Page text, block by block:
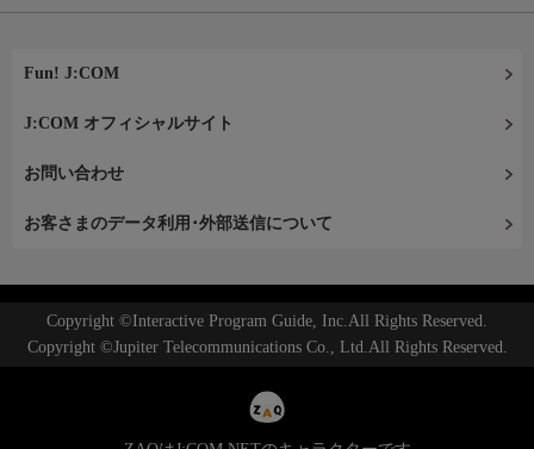
Fun! J:COM
J:COM オフィシャルサイト
お問い合わせ
お客さまのデータ利用･外部送信について
Copyright ©Interactive Program Guide, Inc.All Rights Reserved.
Copyright ©Jupiter Telecommunications Co., Ltd.All Rights Reserved.